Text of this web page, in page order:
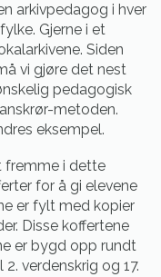
arkivpedagog i hver
Gjerne i et
Siden
vi gjøre det nest
pedagogisk
metoden.
eksempel.
fremme i dette
for å gi elevene
er fylt med kopier
Disse koffertene
er bygd opp rundt
verdenskrig og 17.